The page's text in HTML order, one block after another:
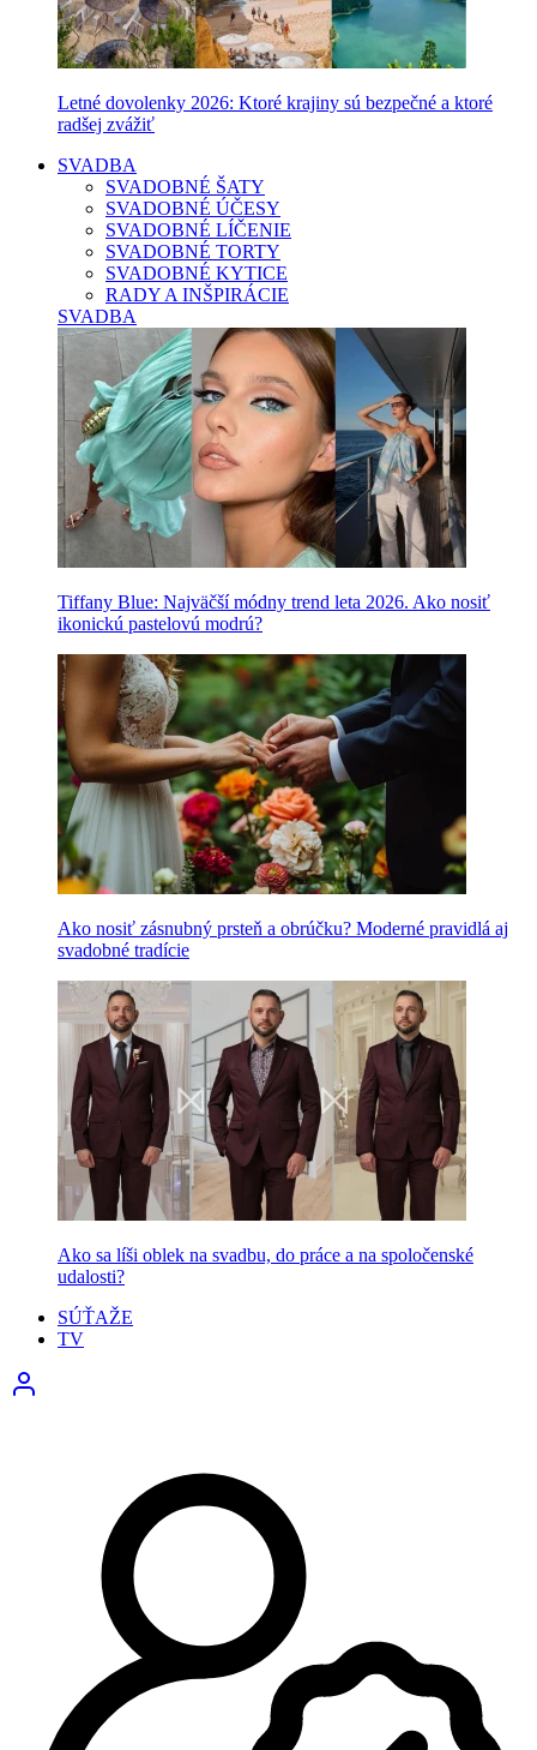
Letné dovolenky 2026: Ktoré krajiny sú bezpečné a ktoré
radšej zvážiť
SVADBA
SVADOBNÉ ŠATY
SVADOBNÉ ÚČESY
SVADOBNÉ LÍČENIE
SVADOBNÉ TORTY
SVADOBNÉ KYTICE
RADY A INŠPIRÁCIE
SVADBA
Tiffany Blue: Najväčší módny trend leta 2026. Ako nosiť
ikonickú pastelovú modrú?
Ako nosiť zásnubný prsteň a obrúčku? Moderné pravidlá aj
svadobné tradície
Ako sa líši oblek na svadbu, do práce a na spoločenské
udalosti?
SÚŤAŽE
TV